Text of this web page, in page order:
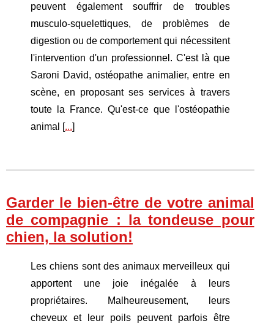
peuvent également souffrir de troubles
musculo-squelettiques, de problèmes de
digestion ou de comportement qui nécessitent
l'intervention d'un professionnel. C'est là que
Saroni David, ostéopathe animalier, entre en
scène, en proposant ses services à travers
toute la France. Qu'est-ce que l'ostéopathie
animal [...]
Garder le bien-être de votre animal
de compagnie : la tondeuse pour
chien, la solution!
Les chiens sont des animaux merveilleux qui
apportent une joie inégalée à leurs
propriétaires. Malheureusement, leurs
cheveux et leur poils peuvent parfois être